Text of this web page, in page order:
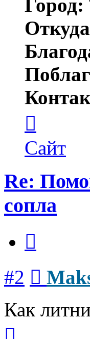
Город:
пользователя
Maks42
Сайт
Re:
сопла
#2
Как